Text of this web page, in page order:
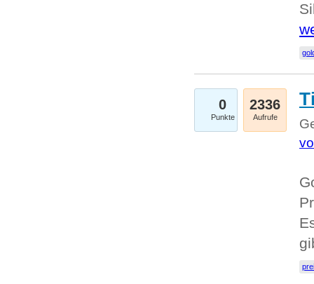
0
Punkte
2336
Aufrufe